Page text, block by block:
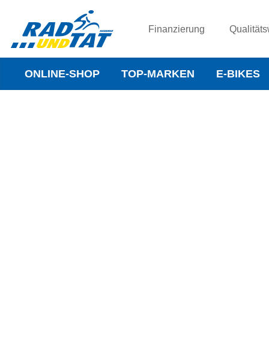
Finanzierung
ONLINE-SHOP TOP-MARKEN E-BIKES